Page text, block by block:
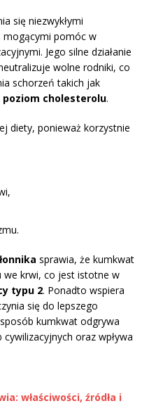
się niezwykłymi
mogącymi pomóc w
Jego silne działanie
wolne rodniki, co
schorzeń takich jak
poziom cholesterolu.
diety, ponieważ korzystnie
sprawia, że kumkwat
we krwi, co jest istotne w
typu 2. Ponadto wspiera
się do lepszego
kumkwat odgrywa
oraz wpływa
właściwości, źródła i